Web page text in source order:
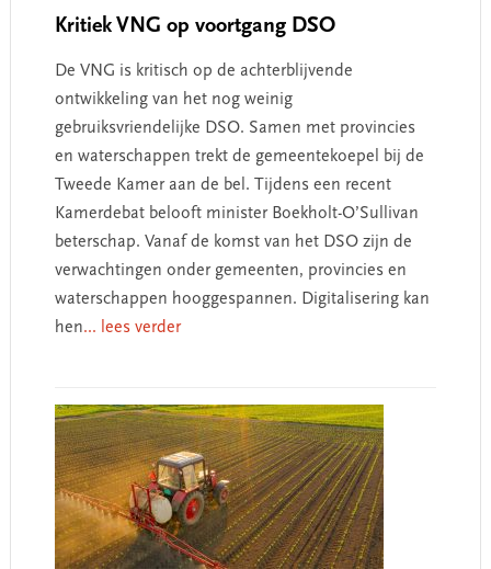
Kritiek VNG op voortgang DSO
De VNG is kritisch op de achterblijvende
ontwikkeling van het nog weinig
gebruiksvriendelijke DSO. Samen met provincies
en waterschappen trekt de gemeentekoepel bij de
Tweede Kamer aan de bel. Tijdens een recent
Kamerdebat belooft minister Boekholt-O’Sullivan
beterschap. Vanaf de komst van het DSO zijn de
verwachtingen onder gemeenten, provincies en
waterschappen hooggespannen. Digitalisering kan
hen... lees verder